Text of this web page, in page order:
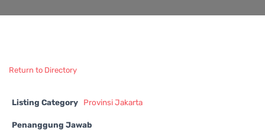
Return to Directory
Listing Category Provinsi Jakarta
Penanggung Jawab